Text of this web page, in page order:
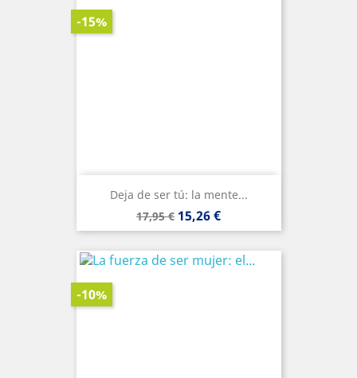
Deja de ser tú: la mente...
Precio
base
17,95 €
-15%
Precio
15,26 €
-10%